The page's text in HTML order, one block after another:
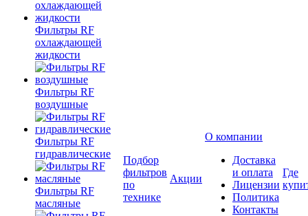
Фильтры RF
охлаждающей
жидкости
Фильтры RF
воздушные
Фильтры RF
гидравлические
Фильтры RF
масляные
Подбор
фильтров
по
технике
Акции
О компании
Доставка
и оплата
Лицензии
Политика
Контакты
Где